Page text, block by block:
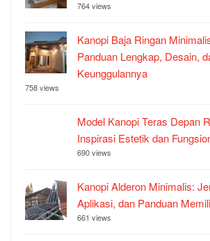
764 views
Kanopi Baja Ringan
Panduan Lengkap, Desain,
Keunggulannya
758 views
Model Kanopi Teras Depan
Inspirasi Estetik dan
690 views
Kanopi Alderon Minimalis:
Aplikasi, dan Panduan
661 views